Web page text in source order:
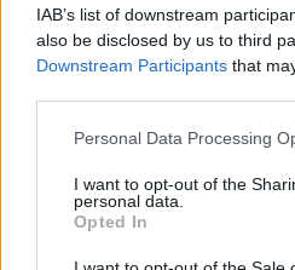
IAB’s list of downstream
also be disclosed by us to third
Downstream Participants that
Please note that this website/
not limited to your visit or usage
grant or deny consent to Google
use your data for below
consent section.
Personal Data Processing
I want to opt-out of the
personal data.
Opted In
Από τις 22 Απριλίου έως τις 4
18/04/2024 - 12:02μμ